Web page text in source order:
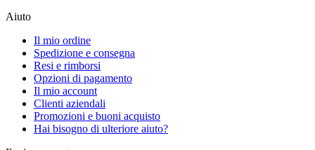
Aiuto
Il mio ordine
Spedizione e consegna
Resi e rimborsi
Opzioni di pagamento
Il mio account
Clienti aziendali
Promozioni e buoni acquisto
Hai bisogno di ulteriore aiuto?